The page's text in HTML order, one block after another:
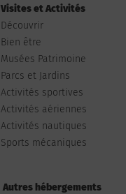
Visites et Activités
Découvrir
Bien être
Musées Patrimoine
Parcs et Jardins
Activités sportives
Activités aériennes
Activités nautiques
Sports mécaniques
Autres hébergements